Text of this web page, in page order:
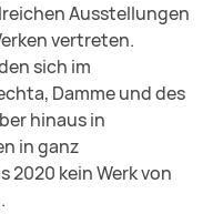
Ausstellungen
vertreten.
sich im
Damme und des
hinaus in
in ganz
2020 kein Werk von